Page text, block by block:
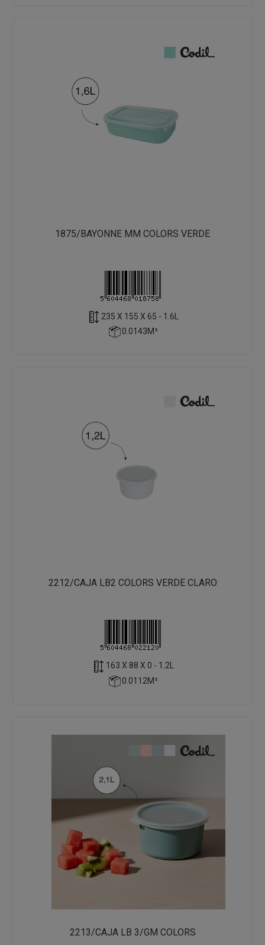
1875/BAYONNE MM COLORS VERDE
235 X 155 X 65 - 1.6L
0.0143M³
2212/CAJA LB2 COLORS VERDE CLARO
163 X 88 X 0 - 1.2L
0.0112M³
2213/CAJA LB 3/GM COLORS